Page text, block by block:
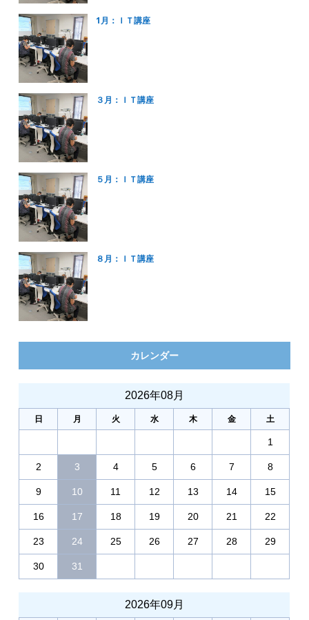
1月：ＩＴ講座
３月：ＩＴ講座
５月：ＩＴ講座
８月：ＩＴ講座
カレンダー
2026年08月
日 月 火 水 木 金 土
1
2 3 4 5 6 7 8
9 10 11 12 13 14 15
16 17 18 19 20 21 22
23 24 25 26 27 28 29
30 31
2026年09月